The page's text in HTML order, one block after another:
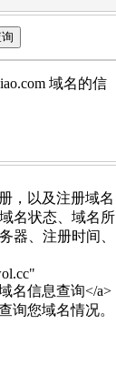
域名的信
，以及注册域名
名状态、域名所
器、注册时间、
名信息查询</a>
询您域名情况。